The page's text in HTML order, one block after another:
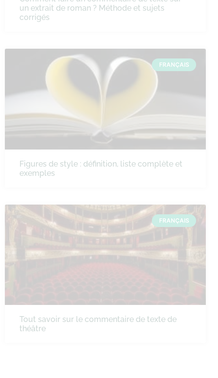
un extrait de roman ? Méthode et sujets
corrigés
FRANÇAIS
Figures de style : définition, liste complète et
exemples
FRANÇAIS
Tout savoir sur le commentaire de texte de
théâtre